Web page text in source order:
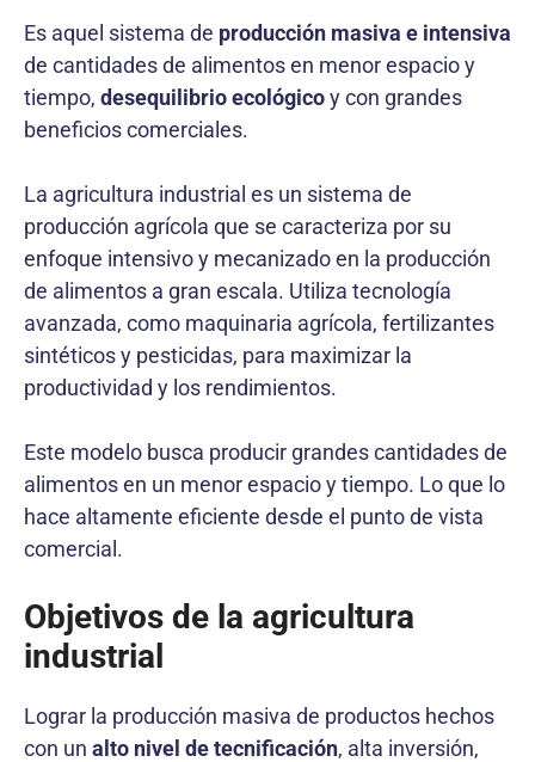
Es aquel sistema de producción masiva e intensiva
de cantidades de alimentos en menor espacio y
tiempo, desequilibrio ecológicoy con grandes
beneficios comerciales.
La agricultura industrial es un sistema de
producción agrícola que se caracteriza por su
enfoque intensivo y mecanizado en la producción
de alimentos a gran escala. Utiliza tecnología
avanzada, como maquinaria agrícola, fertilizantes
sintéticos y pesticidas, para maximizar la
productividad y los rendimientos.
Este modelo busca producir grandes cantidades de
alimentos en un menor espacio y tiempo. Lo que lo
hace altamente eficiente desde el punto de vista
comercial.
Objetivos de la agricultura
industrial
Lograr la producción masiva de productos hechos
con un alto nivel de tecnificación, alta inversión,